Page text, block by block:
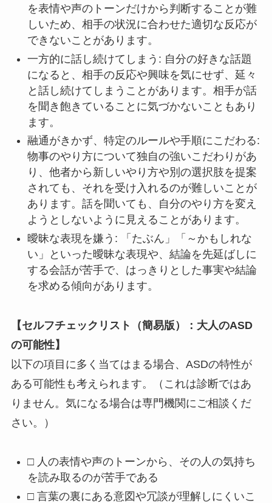
を表情や声のトーンだけから判断することが難
しいため、相手の状況に合わせた適切な反応が
できないことがあります。
一方的に話し続けてしまう: 自分の好きな話題
になると、相手の反応や興味を気にせず、延々
と話し続けてしまうことがあります。相手が話
を聞き飽きていることに気づかないこともあり
ます。
融通がきかず、特定のルールや手順にこだわる:
物事のやり方について独自の強いこだわりがあ
り、他者から新しいやり方や別の選択肢を提案
されても、それを受け入れるのが難しいことが
あります。話を聞いても、自分のやり方を変え
ようとしないように見えることがあります。
曖昧な表現を嫌う: 「たぶん」「～かもしれな
い」といった曖昧な表現や、結論を先延ばしに
する会話が苦手で、はっきりとした事実や結論
を求める傾向があります。
【セルフチェックリスト（簡易版）：大人のASD
の可能性】
以下の項目に多く当てはまる場合、ASDの特性が
ある可能性も考えられます。（これは診断ではあ
りません。気になる場合は専門機関にご相談くだ
さい。）
□ 人の表情や声のトーンから、その人の気持ち
を読み取るのが苦手である
□ 言葉の裏にある意図や冗談が理解しにくいこ